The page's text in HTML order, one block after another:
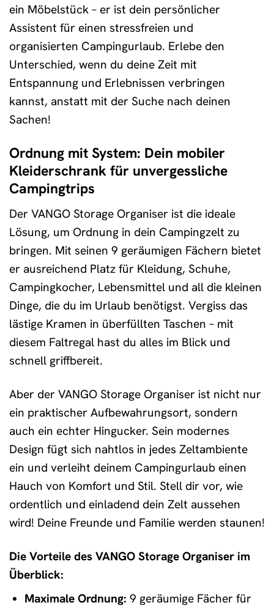
ein Möbelstück – er ist dein persönlicher
Assistent für einen stressfreien und
organisierten Campingurlaub. Erlebe den
Unterschied, wenn du deine Zeit mit
Entspannung und Erlebnissen verbringen
kannst, anstatt mit der Suche nach deinen
Sachen!
Ordnung mit System: Dein mobiler
Kleiderschrank für unvergessliche
Campingtrips
Der VANGO Storage Organiser ist die ideale
Lösung, um Ordnung in dein Campingzelt zu
bringen. Mit seinen 9 geräumigen Fächern bietet
er ausreichend Platz für Kleidung, Schuhe,
Campingkocher, Lebensmittel und all die kleinen
Dinge, die du im Urlaub benötigst. Vergiss das
lästige Kramen in überfüllten Taschen – mit
diesem Faltregal hast du alles im Blick und
schnell griffbereit.
Aber der VANGO Storage Organiser ist nicht nur
ein praktischer Aufbewahrungsort, sondern
auch ein echter Hingucker. Sein modernes
Design fügt sich nahtlos in jedes Zeltambiente
ein und verleiht deinem Campingurlaub einen
Hauch von Komfort und Stil. Stell dir vor, wie
ordentlich und einladend dein Zelt aussehen
wird! Deine Freunde und Familie werden staunen!
Die Vorteile des VANGO Storage Organiser im
Überblick:
Maximale Ordnung: 9 geräumige Fächer für